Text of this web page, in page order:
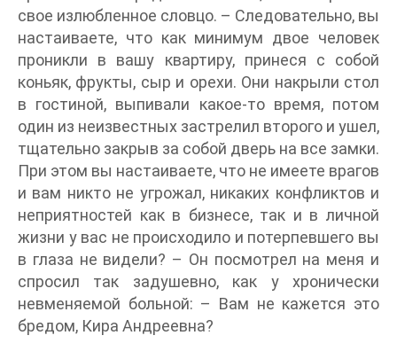
свое излюбленное словцо. – Следовательно, вы
настаиваете, что как минимум двое человек
проникли в вашу квартиру, принеся с собой
коньяк, фрукты, сыр и орехи. Они накрыли стол
в гостиной, выпивали какое-то время, потом
один из неизвестных застрелил второго и ушел,
тщательно закрыв за собой дверь на все замки.
При этом вы настаиваете, что не имеете врагов
и вам никто не угрожал, никаких конфликтов и
неприятностей как в бизнесе, так и в личной
жизни у вас не происходило и потерпевшего вы
в глаза не видели? – Он посмотрел на меня и
спросил так задушевно, как у хронически
невменяемой больной: – Вам не кажется это
бредом, Кира Андреевна?